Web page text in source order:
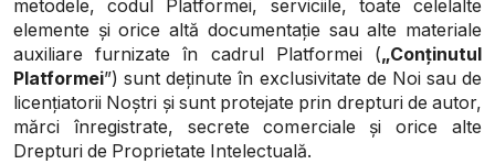
metodele, codul Platformei, serviciile, toate celelalte
elemente și orice altă documentație sau alte materiale
auxiliare furnizate în cadrul Platformei („Conținutul
Platformei”) sunt deținute în exclusivitate de Noi sau de
licențiatorii Noștri și sunt protejate prin drepturi de autor,
mărci înregistrate, secrete comerciale și orice alte
Drepturi de Proprietate Intelectuală.